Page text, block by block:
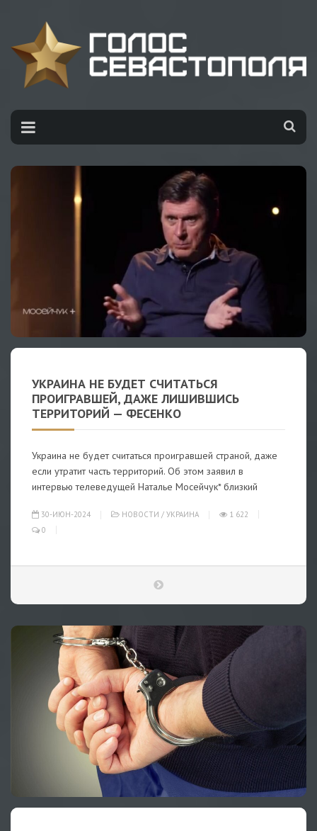
УКРАИНА НЕ БУДЕТ СЧИТАТЬСЯ
ПРОИГРАВШЕЙ, ДАЖЕ ЛИШИВШИСЬ
ТЕРРИТОРИЙ — ФЕСЕНКО
Украина не будет считаться проигравшей страной, даже
если утратит часть территорий. Об этом заявил в
интервью телеведущей Наталье Мосейчук* близкий
30-ИЮН-2024 НОВОСТИ / УКРАИНА
1 622
0